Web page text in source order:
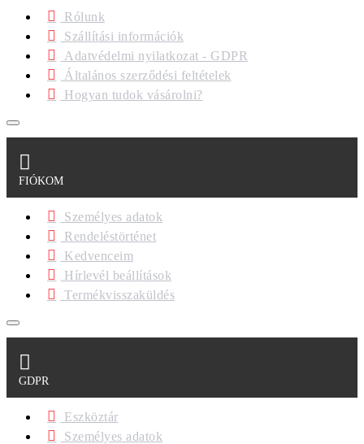
Rólunk
Szállítási információk
Adatvédelmi nyilatkozat - GDPR
Általános szerződési feltételek
Hogyan tudok vásárolni?
FIÓKOM
Személyes adatok
Rendeléstörténet
Kedvenceim
Hírlevél beállítások
Termékvisszaküldés
GDPR
Eszköztár
Személyes adatok